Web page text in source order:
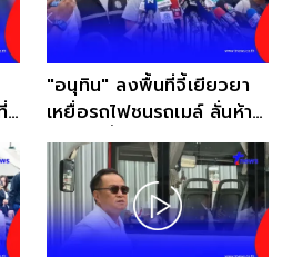
"อนุทิน" ลงพื้นที่จี้เยียวยา
เหยื่อรถไฟชนรถเมล์ ลั่นห้าม
เกิดเหตุซ้ำรอย